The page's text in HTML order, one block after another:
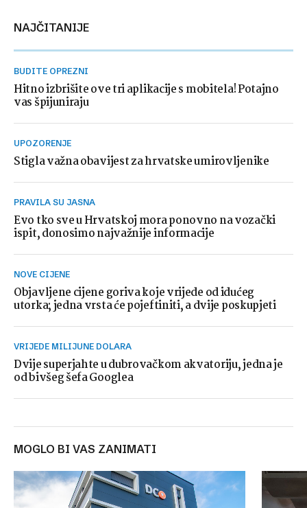
NAJČITANIJE
BUDITE OPREZNI
Hitno izbrišite ove tri aplikacije s mobitela! Potajno
vas špijuniraju
UPOZORENJE
Stigla važna obavijest za hrvatske umirovljenike
PRAVILA SU JASNA
Evo tko sve u Hrvatskoj mora ponovno na vozački
ispit, donosimo najvažnije informacije
NOVE CIJENE
Objavljene cijene goriva koje vrijede od idućeg
utorka; jedna vrsta će pojeftiniti, a dvije poskupjeti
VRIJEDE MILIJUNE DOLARA
Dvije superjahte u dubrovačkom akvatoriju, jedna je
od bivšeg šefa Googlea
MOGLO BI VAS ZANIMATI